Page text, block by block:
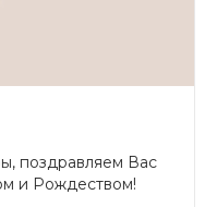
поздравляем Вас
и Рождеством!